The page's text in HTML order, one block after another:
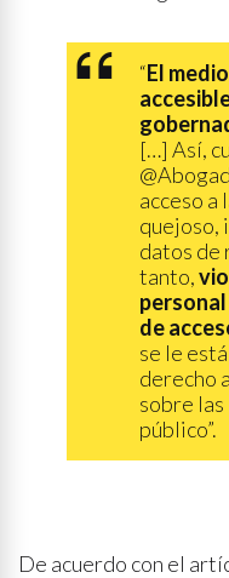
“El
[…] Así,
acceso a
quejoso,
datos de
tanto,
de
se le
derecho
sobre
público”.
De acuerdo con el